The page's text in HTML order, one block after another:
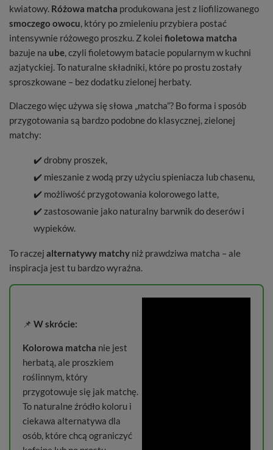
kwiatowy. Różowa matcha produkowana jest z liofilizowanego
smoczego owocu, który po zmieleniu przybiera postać
intensywnie różowego proszku. Z kolei fioletowa matcha
bazuje na ube, czyli fioletowym batacie popularnym w kuchni
azjatyckiej. To naturalne składniki, które po prostu zostały
sproszkowane – bez dodatku zielonej herbaty.
Dlaczego więc używa się słowa „matcha”? Bo forma i sposób
przygotowania są bardzo podobne do klasycznej, zielonej
matchy:
✔️ drobny proszek,
✔️ mieszanie z wodą przy użyciu spieniacza lub chasenu,
✔️ możliwość przygotowania kolorowego latte,
✔️ zastosowanie jako naturalny barwnik do deserów i
wypieków.
To raczej alternatywy matchy niż prawdziwa matcha – ale
inspiracja jest tu bardzo wyraźna.
📌 W skrócie:
Kolorowa matcha nie jest
herbatą, ale proszkiem
roślinnym, który
przygotowuje się jak matchę.
To naturalne źródło koloru i
ciekawa alternatywa dla
osób, które chcą ograniczyć